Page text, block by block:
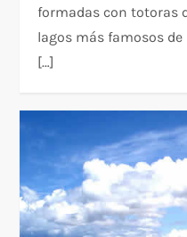
formadas con totoras
lagos más famosos de
[…]